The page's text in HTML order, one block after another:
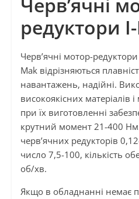
редуктори
Черв’ячні мотор-
Mak відрізняються
навантажень, надійні.
високоякісних матеріалів
при їх виготовленні
крутний момент 21-400
черв’ячних редукторів
число 7,5-100, кількість
об/хв.
Якщо в обладнанні немає